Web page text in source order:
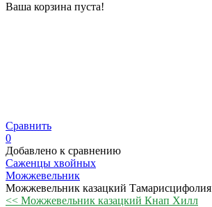
Ваша корзина пуста!
Сравнить
0
Добавлено к сравнению
Саженцы хвойных
Можжевельник
Можжевельник казацкий Тамарисцифолия
<< Можжевельник казацкий Кнап Хилл